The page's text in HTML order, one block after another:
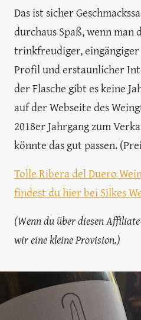
Das ist sicher
durchaus Spaß, wenn man
trinkfreudiger,
Profil und erstaunlicher
der Flasche gibt es keine
auf der Webseite des
2018er Jahrgang zum
könnte das gut passen.
Tolle Ribera del Duero
findest du hier bei Silkes
(Wenn du über diesen
wir eine kleine Provision.)